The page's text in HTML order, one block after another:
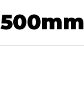
500mm